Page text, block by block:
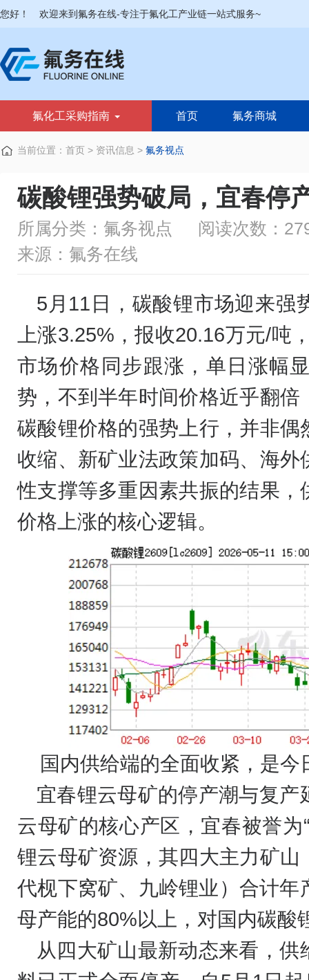
您好！ 欢迎来到氟务在线-专注于氟化工产业链一站式服务~
氟化工采购指南 首页 氟务商城
当前位置： 首页 > 资讯信息 > 氟务视点
碳酸锂强势破局，宜春停
所属分类：氟务视点
阅读次数：
来源：氟务在线
5月11日，碳酸锂市场迎来强
上涨3.25%，报收20.16万元/吨
市场价格同步跟涨，单日涨幅
势，不到半年时间价格近乎翻
碳酸锂价格的强势上行，并非
收缩、新矿业法政策加码、海
性支撑等多重因素共振的结果
价格上涨的核心逻辑。
国内供给端的全面收紧，是
宜春锂云母矿的停产潮与复
云母矿的核心产区，宜春被誉
锂云母矿资源，其四大主力矿
代枧下窝矿、九岭锂业）合计
母产能的80%以上，对国内碳酸
从四大矿山最新动态来看，